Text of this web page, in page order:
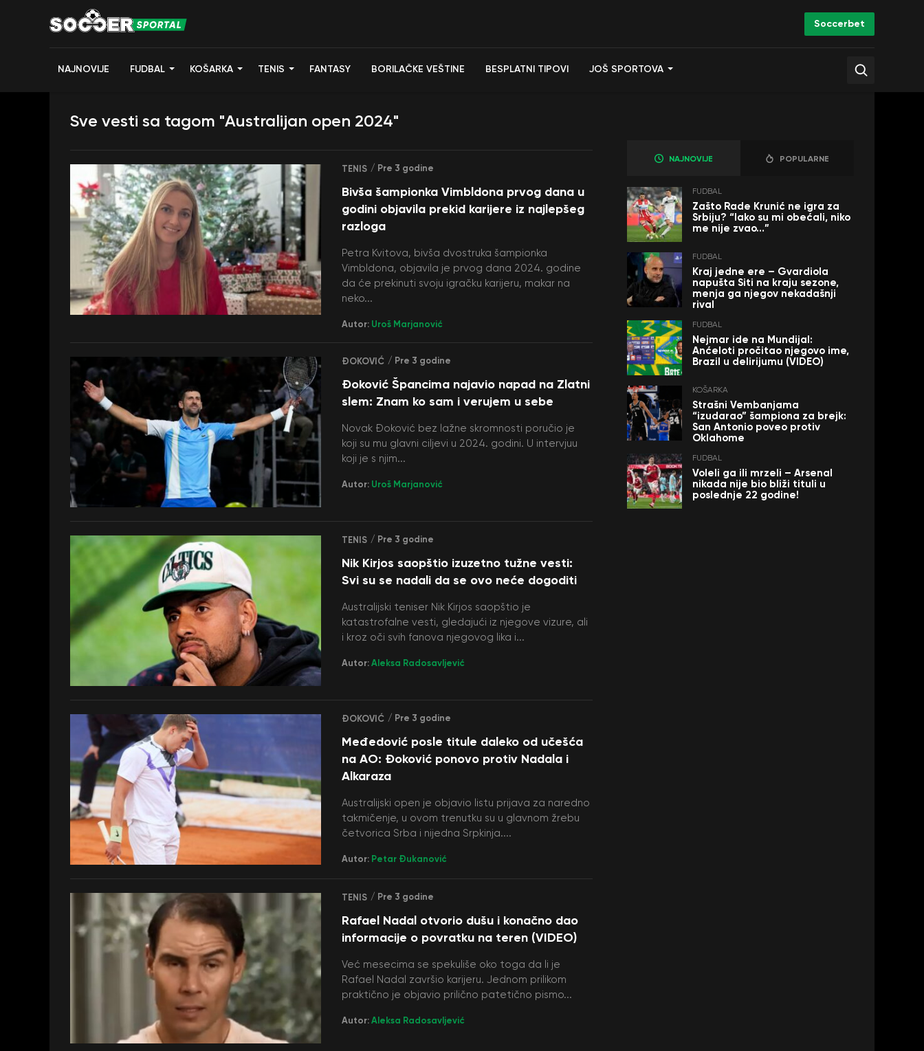
Soccerbet
NAJNOVIJE FUDBAL KOŠARKA TENIS FANTASY BORILAČKE VEŠTINE BESPLATNI TIPOVI JOŠ SPORTOVA
Sve vesti sa tagom "Australijan open 2024"
TENIS / Pre 3 godine
Bivša šampionka Vimbldona prvog dana u
godini objavila prekid karijere iz najlepšeg
razloga
Petra Kvitova, bivša dvostruka šampionka
Vimbldona, objavila je prvog dana 2024. godine
da će prekinuti svoju igračku karijeru, makar na
neko...
Autor: Uroš Marjanović
ĐOKOVIĆ / Pre 3 godine
Đoković Špancima najavio napad na Zlatni
slem: Znam ko sam i verujem u sebe
Novak Đoković bez lažne skromnosti poručio je
koji su mu glavni ciljevi u 2024. godini. U intervjuu
koji je s njim...
Autor: Uroš Marjanović
TENIS / Pre 3 godine
Nik Kirjos saopštio izuzetno tužne vesti:
Svi su se nadali da se ovo neće dogoditi
Australijski teniser Nik Kirjos saopštio je
katastrofalne vesti, gledajući iz njegove vizure, ali
i kroz oči svih fanova njegovog lika i...
Autor:Aleksa Radosavljević
ĐOKOVIĆ / Pre 3 godine
Međedović posle titule daleko od učešća
na AO: Đoković ponovo protiv Nadala i
Alkaraza
Australijski open je objavio listu prijava za naredno
takmičenje, u ovom trenutku su u glavnom žrebu
četvorica Srba i nijedna Srpkinja....
Autor: Petar Đukanović
TENIS / Pre 3 godine
Rafael Nadal otvorio dušu i konačno dao
informacije o povratku na teren (VIDEO)
Već mesecima se spekuliše oko toga da li je
Rafael Nadal završio karijeru. Jednom prilikom
praktično je objavio prilično patetično pismo...
Autor:Aleksa Radosavljević
NAJNOVIJE POPULARNE
FUDBAL
Zašto Rade Krunić ne igra za
Srbiju? “Iako su mi obećali, niko
me nije zvao…”
FUDBAL
Kraj jedne ere – Gvardiola
napušta Siti na kraju sezone,
menja ga njegov nekadašnji
rival
FUDBAL
Nejmar ide na Mundijal:
Anćeloti pročitao njegovo ime,
Brazil u delirijumu (VIDEO)
KOŠARKA
Strašni Vembanjama
“izudarao” šampiona za brejk:
San Antonio poveo protiv
Oklahome
FUDBAL
Voleli ga ili mrzeli – Arsenal
nikada nije bio bliži tituli u
poslednje 22 godine!